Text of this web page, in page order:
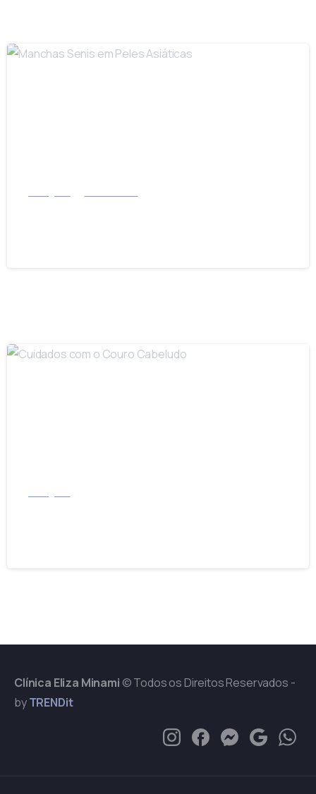
Clínica Eliza Minami © Todos os Direitos Reservados -
byTRENDit